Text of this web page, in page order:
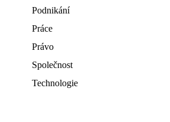
Podnikání
Práce
Právo
Společnost
Technologie